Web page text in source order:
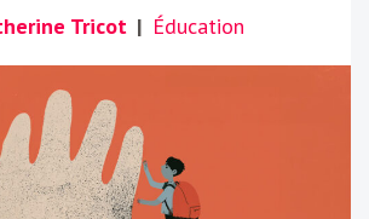
Tricot | Éducation